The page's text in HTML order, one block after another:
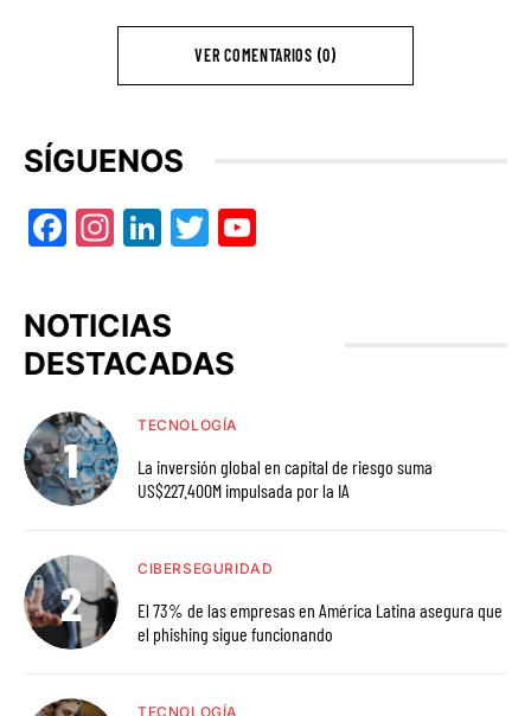
VER COMENTARIOS (0)
SÍGUENOS
Facebook
Instagram
LinkedIn
Twitter
NOTICIAS
DESTACADAS
TECNOLOGÍA
La inversión global en capital de riesgo suma
US$227.400M impulsada por la IA
CIBERSEGURIDAD
El 73% de las empresas en América Latina asegura que
el phishing sigue funcionando
TECNOLOGÍA